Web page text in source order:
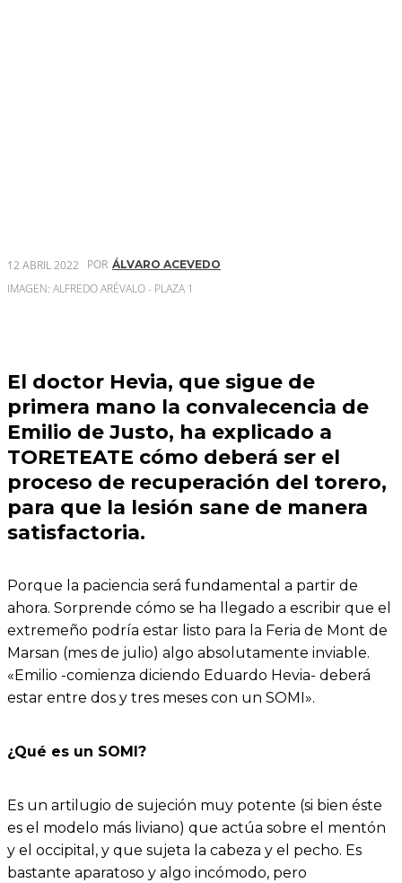
12 ABRIL 2022 POR ÁLVARO ACEVEDO
IMAGEN: ALFREDO ARÉVALO - PLAZA 1
El doctor Hevia, que sigue de
primera mano la convalecencia de
Emilio de Justo, ha explicado a
TORETEATE cómo deberá ser el
proceso de recuperación del torero,
para que la lesión sane de manera
satisfactoria.
Porque la paciencia será fundamental a partir de
ahora. Sorprende cómo se ha llegado a escribir que el
extremeño podría estar listo para la Feria de Mont de
Marsan (mes de julio) algo absolutamente inviable.
«Emilio -comienza diciendo Eduardo Hevia- deberá
estar entre dos y tres meses con un SOMI».
¿Qué es un SOMI?
Es un artilugio de sujeción muy potente (si bien éste
es el modelo más liviano) que actúa sobre el mentón
y el occipital, y que sujeta la cabeza y el pecho. Es
bastante aparatoso y algo incómodo, pero